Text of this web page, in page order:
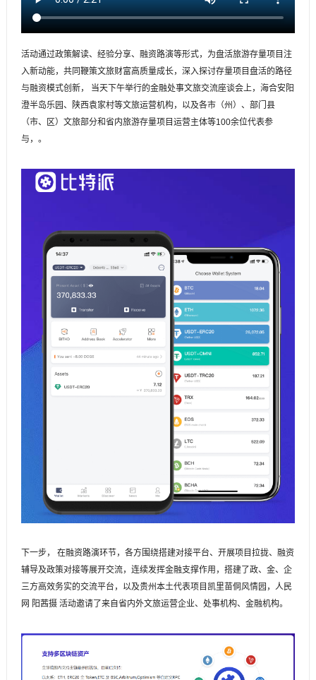
活动通过政策解读、经验分享、融资路演等形式，为盘活旅游存量项目注
入新动能，共同鞭策文旅财富高质量成长，深入探讨存量项目盘活的路径
与融资模式创新， 当天下午举行的金融处事文旅交流座谈会上，海合安阳
澄半岛乐园、陕西袁家村等文旅运营机构，以及各市（州）、部门县
（市、区）文旅部分和省内旅游存量项目运营主体等100余位代表参
与，。
下一步， 在融资路演环节，各方围绕搭建对接平台、开展项目拉拢、融资
辅导及政策对接等展开交流，连续发挥金融支撑作用，搭建了政、金、企
三方高效务实的交流平台，以及贵州本土代表项目凯里苗侗风情园，人民
网 阳茜摄 活动邀请了来自省内外文旅运营企业、处事机构、金融机构。